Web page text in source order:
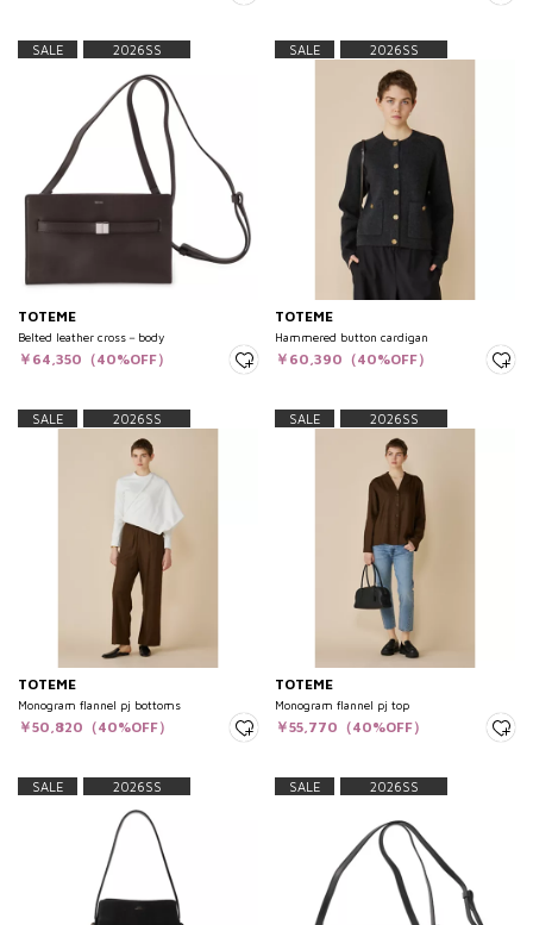
SALE 2026SS
TOTEME
Belted leather cross－body
￥64,350（40%OFF）
SALE 2026SS
TOTEME
Hammered button cardigan
￥60,390（40%OFF）
SALE 2026SS
TOTEME
Monogram flannel pj bottoms
￥50,820（40%OFF）
SALE 2026SS
TOTEME
Monogram flannel pj top
￥55,770（40%OFF）
SALE 2026SS SALE 2026SS